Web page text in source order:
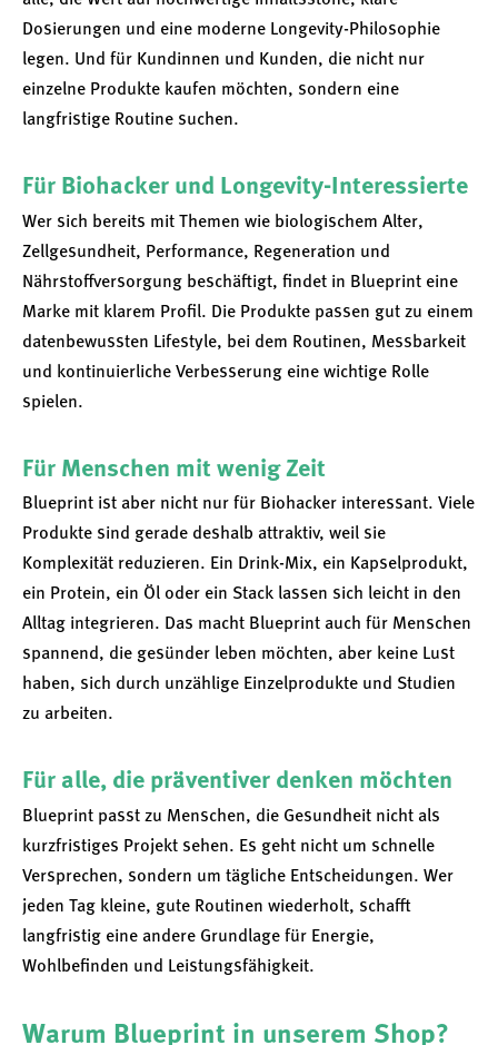
Dosierungen und eine moderne Longevity-Philosophie
legen. Und für Kundinnen und Kunden, die nicht nur
einzelne Produkte kaufen möchten, sondern eine
langfristige Routine suchen.
Für Biohacker und Longevity-Interessierte
Wer sich bereits mit Themen wie biologischem Alter,
Zellgesundheit, Performance, Regeneration und
Nährstoffversorgung beschäftigt, findet in Blueprint eine
Marke mit klarem Profil. Die Produkte passen gut zu einem
datenbewussten Lifestyle, bei dem Routinen, Messbarkeit
und kontinuierliche Verbesserung eine wichtige Rolle
spielen.
Für Menschen mit wenig Zeit
Blueprint ist aber nicht nur für Biohacker interessant. Viele
Produkte sind gerade deshalb attraktiv, weil sie
Komplexität reduzieren. Ein Drink-Mix, ein Kapselprodukt,
ein Protein, ein Öl oder ein Stack lassen sich leicht in den
Alltag integrieren. Das macht Blueprint auch für Menschen
spannend, die gesünder leben möchten, aber keine Lust
haben, sich durch unzählige Einzelprodukte und Studien
zu arbeiten.
Für alle, die präventiver denken möchten
Blueprint passt zu Menschen, die Gesundheit nicht als
kurzfristiges Projekt sehen. Es geht nicht um schnelle
Versprechen, sondern um tägliche Entscheidungen. Wer
jeden Tag kleine, gute Routinen wiederholt, schafft
langfristig eine andere Grundlage für Energie,
Wohlbefinden und Leistungsfähigkeit.
Warum Blueprint in unserem Shop?